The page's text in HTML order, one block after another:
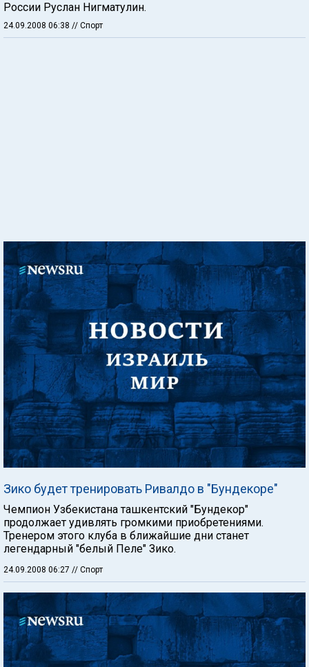
России Руслан Нигматулин.
24.09.2008 06:38 // Спорт
Зико будет тренировать Ривалдо в "Бундекоре"
Чемпион Узбекистана ташкентский "Бундекор"
продолжает удивлять громкими приобретениями.
Тренером этого клуба в ближайшие дни станет
легендарный "белый Пеле" Зико.
24.09.2008 06:27 // Спорт